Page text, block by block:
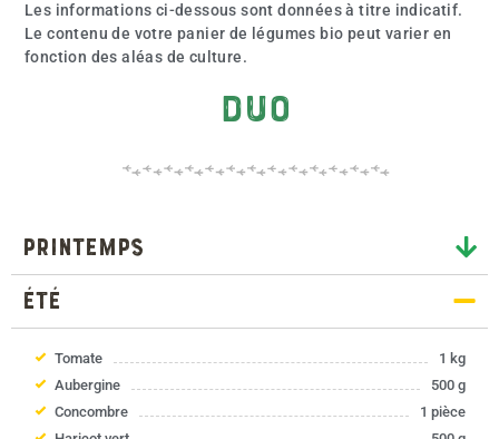
Les informations ci-dessous sont données à titre indicatif.
Le contenu de votre panier de légumes bio peut varier en
fonction des aléas de culture.
duo
Printemps
été
Tomate
1 kg
Aubergine
500 g
Concombre
1 pièce